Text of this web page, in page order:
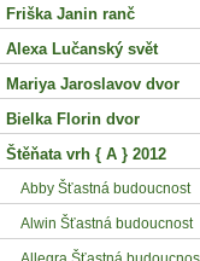
Friška Janin ranč
Alexa Lučanský svět
Mariya Jaroslavov dvor
Bielka Florin dvor
Štěňata vrh { A } 2012
Abby Šťastná budoucnost
Alwin Šťastná budoucnost